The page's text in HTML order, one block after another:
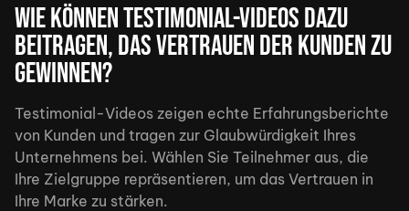
Wie können Testimonial-Videos dazu
beitragen, das Vertrauen der Kunden zu
gewinnen?
Testimonial-Videos zeigen echte Erfahrungsberichte
von Kunden und tragen zur Glaubwürdigkeit Ihres
Unternehmens bei. Wählen Sie Teilnehmer aus, die
Ihre Zielgruppe repräsentieren, um das Vertrauen in
Ihre Marke zu stärken.